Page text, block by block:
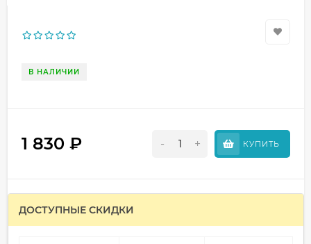
В НАЛИЧИИ
1 830 ₽ - + КУПИТЬ
ДОСТУПНЫЕ СКИДКИ